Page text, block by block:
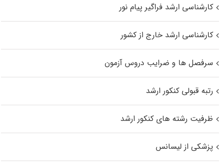
کارشناسی ارشد فراگیر پیام نور
کارشناسی ارشد خارج از کشور
سرفصل ها و ضرایب دروس آزمون
رتبه قبولی کنکور ارشد
ظرفیت رشته های کنکور ارشد
پزشکی از لیسانس